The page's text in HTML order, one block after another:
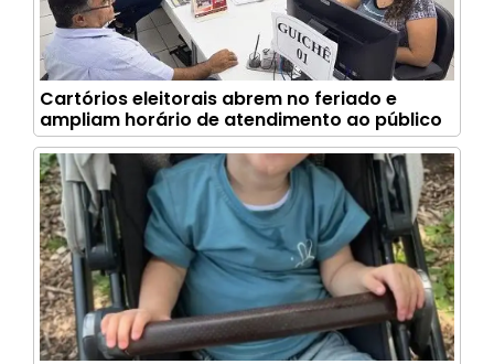
Cartórios eleitorais abrem no feriado e
ampliam horário de atendimento ao público